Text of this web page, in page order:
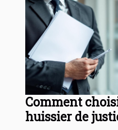
Comment
huissier de